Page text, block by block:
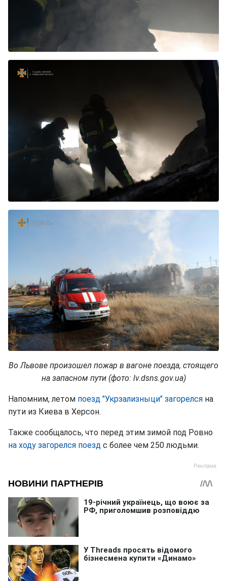
Во Львове произошел пожар в вагоне поезда, стоящего
на запасном пути (фото: lv.dsns.gov.ua)
Напомним, летом поезд "Укрзализныци" загорелся на
пути из Киева в Херсон.
Также сообщалось, что перед этим зимой под Ровно
на ходу загорелся поезд с более чем 250 людьми.